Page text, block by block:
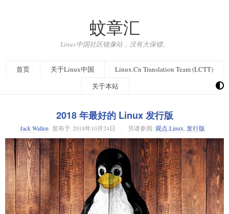
蚊章汇
Linux中国社区镜像站，没有大保镖。
首页 关于Linux中国
Linux.Cn Translation Team (LCTT)
关于本站
2018 年最好的 Linux 发行版
Jack Wallen 发布于 2018年10月24日 另请参阅: 观点 Linux 发行版